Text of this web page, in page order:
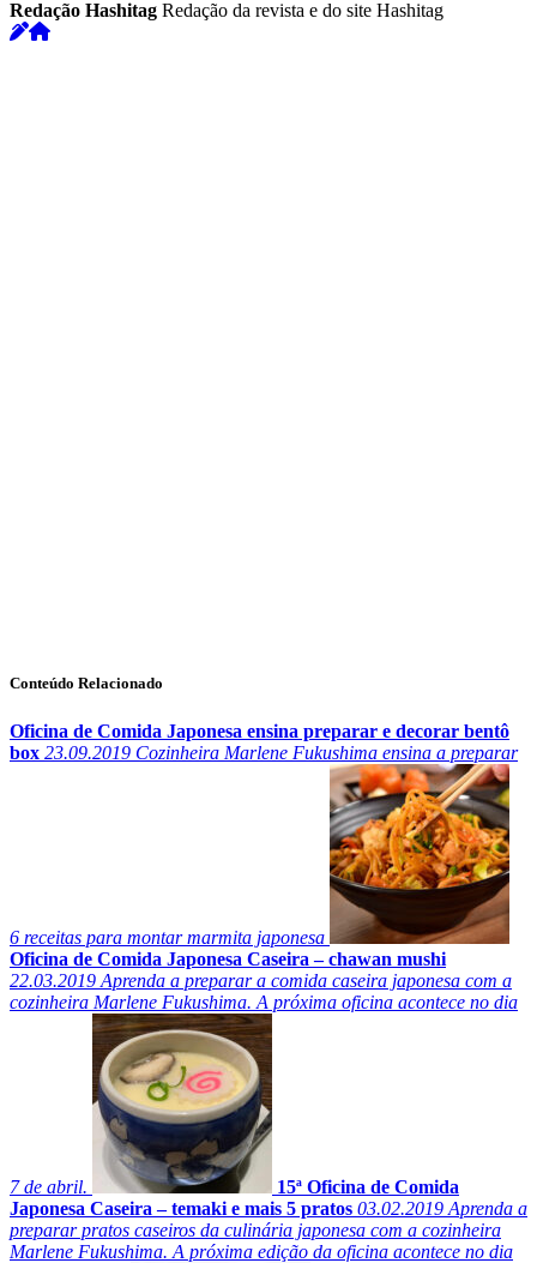
Redação Hashitag Redação da revista e do site Hashitag
Conteúdo Relacionado
Oficina de Comida Japonesa ensina preparar e decorar bentô
box 23.09.2019 Cozinheira Marlene Fukushima ensina a preparar
6 receitas para montar marmita japonesa
Oficina de Comida Japonesa Caseira – chawan mushi
22.03.2019 Aprenda a preparar a comida caseira japonesa com a
cozinheira Marlene Fukushima. A próxima oficina acontece no dia
7 de abril.
15ª Oficina de Comida
Japonesa Caseira – temaki e mais 5 pratos 03.02.2019 Aprenda a
preparar pratos caseiros da culinária japonesa com a cozinheira
Marlene Fukushima. A próxima edição da oficina acontece no dia